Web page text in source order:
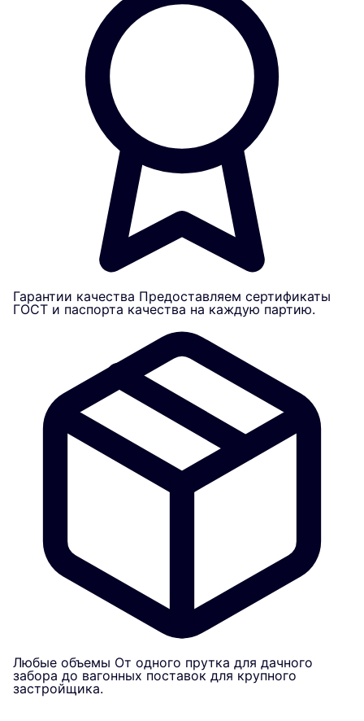
Гарантии качества Предоставляем сертификаты
ГОСТ и паспорта качества на каждую партию.
Любые объемы От одного прутка для дачного
забора до вагонных поставок для крупного
застройщика.